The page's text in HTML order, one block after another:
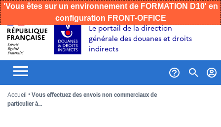
Aller
au
contenu
Aller
recherche
Aller
au
menu
'Vous êtes sur un environnement de FORMATION D10' en
configuration FRONT-OFFICE
Le portail de la direction
générale des douanes et droits
indirects
Accueil
Vous effectuez des envois non commerciaux de
particulier à…